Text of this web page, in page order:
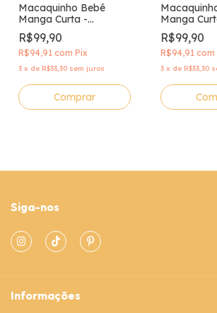
Macaquinho Bebê
Manga Curta -
Dinolândia
R$99,90
R$94,91 com Pix
3 x de R$33,30 sem juros
Comprar
Manga
Sideral
R$99,90
R$94,91com
3 x de R$33,30
Siga-nos
Informações